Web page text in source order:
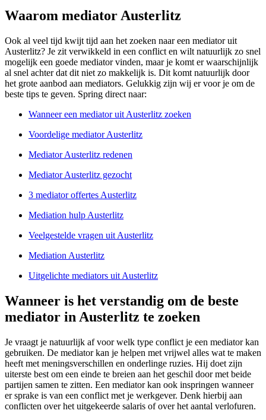
Waarom mediator Austerlitz
Ook al veel tijd kwijt tijd aan het zoeken naar een mediator uit
Austerlitz? Je zit verwikkeld in een conflict en wilt natuurlijk zo snel
mogelijk een goede mediator vinden, maar je komt er waarschijnlijk
al snel achter dat dit niet zo makkelijk is. Dit komt natuurlijk door
het grote aanbod aan mediators. Gelukkig zijn wij er voor je om de
beste tips te geven. Spring direct naar:
Wanneer een mediator uit Austerlitz zoeken
Voordelige mediator Austerlitz
Mediator Austerlitz redenen
Mediator Austerlitz gezocht
3 mediator offertes Austerlitz
Mediation hulp Austerlitz
Veelgestelde vragen uit Austerlitz
Mediation Austerlitz
Uitgelichte mediators uit Austerlitz
Wanneer is het verstandig om de beste
mediator in Austerlitz te zoeken
Je vraagt je natuurlijk af voor welk type conflict je een mediator kan
gebruiken. De mediator kan je helpen met vrijwel alles wat te maken
heeft met meningsverschillen en onderlinge ruzies. Hij doet zijn
uiterste best om een einde te breien aan het geschil door met beide
partijen samen te zitten. Een mediator kan ook inspringen wanneer
er sprake is van een conflict met je werkgever. Denk hierbij aan
conflicten over het uitgekeerde salaris of over het aantal verlofuren.